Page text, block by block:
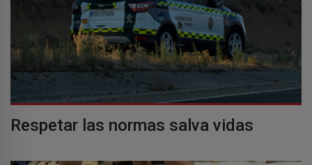
Respetar las normas salva vidas